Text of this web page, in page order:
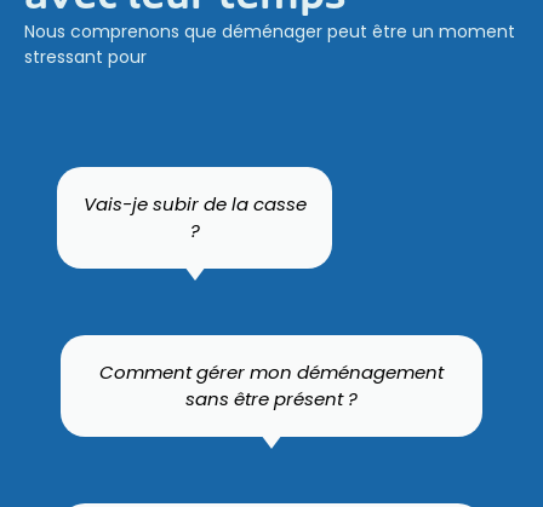
Nous comprenons que déménager peut être un moment
stressant pour
Vais-je subir de la casse
?
Comment gérer mon déménagement
sans être présent ?